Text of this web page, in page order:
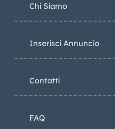
Chi Siamo
Inserisci Annuncio
Contatti
FAQ